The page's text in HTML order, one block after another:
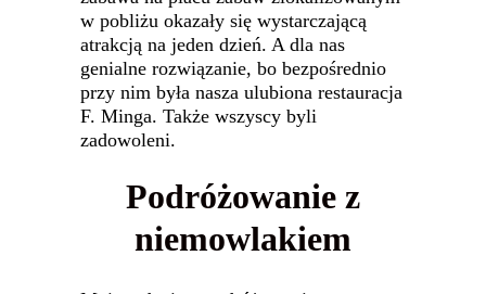
w pobliżu okazały się wystarczającą
atrakcją na jeden dzień. A dla nas
genialne rozwiązanie, bo bezpośrednio
przy nim była nasza ulubiona restauracja
F. Minga. Także wszyscy byli
zadowoleni.
Podróżowanie z
niemowlakiem